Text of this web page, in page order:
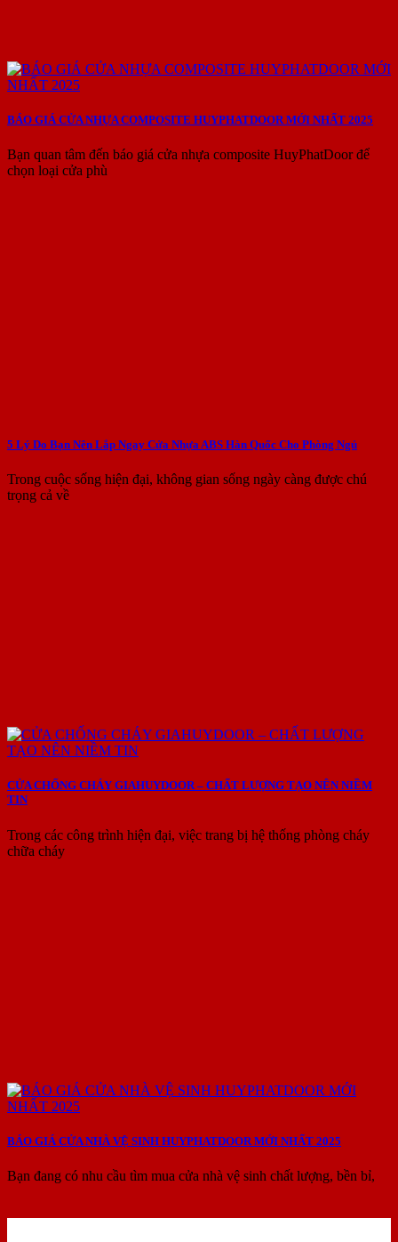
BÁO GIÁ CỬA NHỰA COMPOSITE HUYPHATDOOR MỚI NHẤT 2025
Bạn quan tâm đến báo giá cửa nhựa composite HuyPhatDoor để
chọn loại cửa phù
5 Lý Do Bạn Nên Lắp Ngay Cửa Nhựa ABS Hàn Quốc Cho Phòng Ngủ
Trong cuộc sống hiện đại, không gian sống ngày càng được chú
trọng cả về
CỬA CHỐNG CHÁY GIAHUYDOOR – CHẤT LƯỢNG TẠO NÊN NIỀM
TIN
Trong các công trình hiện đại, việc trang bị hệ thống phòng cháy
chữa cháy
BÁO GIÁ CỬA NHÀ VỆ SINH HUYPHATDOOR MỚI NHẤT 2025
Bạn đang có nhu cầu tìm mua cửa nhà vệ sinh chất lượng, bền bỉ,